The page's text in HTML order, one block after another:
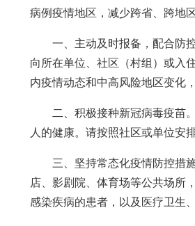
病例疫情地区，减少跨省、跨地区
一、主动及时报备，配合防
向所在单位、社区（村组）或入
内疫情动态和中高风险地区变化
二、积极接种新冠病毒疫苗
人的健康。请按照社区或单位安
三、坚持常态化疫情防控措
店、影剧院、体育场等公共场所
感染疾病的患者，以及医疗卫生